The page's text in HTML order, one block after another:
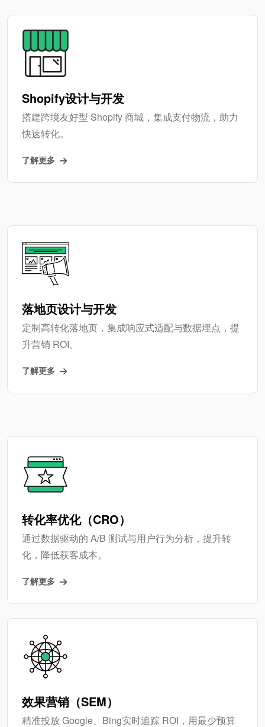
Shopify设计与开发
搭建跨境友好型 Shopify 商城，集成支付物流，助力
快速转化。
了解更多
落地页设计与开发
定制高转化落地页，集成响应式适配与数据埋点，提
升营销 ROI。
了解更多
转化率优化（CRO）
通过数据驱动的 A/B 测试与用户行为分析，提升转
化，降低获客成本。
了解更多
效果营销（SEM）
精准投放 Google、Bing实时追踪 ROI，用最少预算